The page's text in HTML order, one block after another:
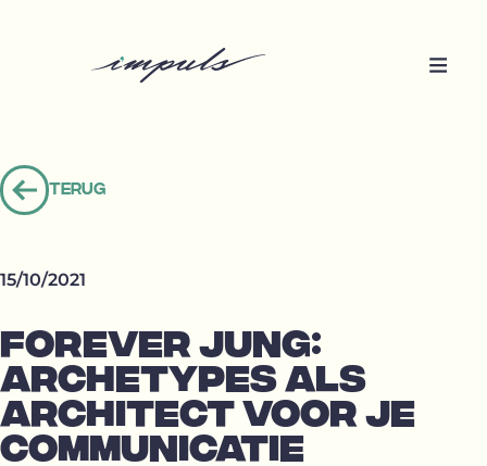
Terug
Terug
15/10/2021
FOREVER JUNG:
ARCHETYPES ALS
ARCHITECT VOOR JE
COMMUNICATIE